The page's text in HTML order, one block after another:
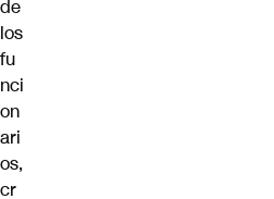
de
los
fu
nci
on
ari
os,
cr